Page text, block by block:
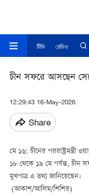
টিভি রেডিও
চীন সফরে আসছেন
12:29:43 16-May-2026
Share
মে ১৬: চীনের পররাষ্ট্রমন্ত্রী
১৮ থেকে ১৯ মে পর্যন্ত, চীন
মুখপাত্র এ তথ্য জানিয়েছেন।
(আকাশ/আলিম/শিশির)